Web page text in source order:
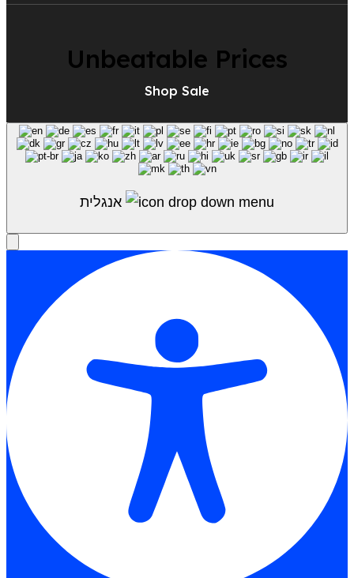
Unbeatable Prices
Shop Sale